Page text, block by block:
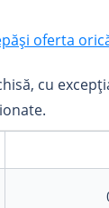
oferta
cu